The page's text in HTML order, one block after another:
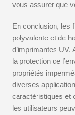
vous assurer que
En conclusion, les
polyvalente et de
d’imprimantes UV.
la protection de
propriétés
diverses
caractéristiques et
les utilisateurs